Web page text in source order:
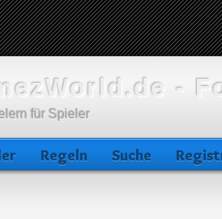
-
für Spieler
Regeln Suche